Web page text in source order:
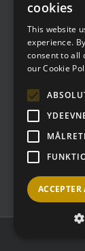
cookies
This website
experience.
consent to all
our Cookie
ACCEPTER